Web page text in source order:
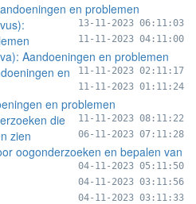
en problemen
13-11-2023 06:11:03
11-11-2023 04:11:00
Aandoeningen en problemen
11-11-2023 02:11:17
en
11-11-2023 01:11:24
en problemen
11-11-2023 08:11:22
die
zien
06-11-2023 07:11:28
oogonderzoeken en bepalen van
04-11-2023 05:11:50
04-11-2023 03:11:56
04-11-2023 03:11:33